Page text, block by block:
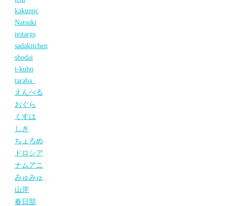
kakunpc
Natsuki
notargs
sadakitchen
shodai
t-kuhn
taraba_
えんぺる
おぐら
くすは
しき
ちょろめ
ドロシア
ナムアニ
みゅみゅ
山岸
春日部